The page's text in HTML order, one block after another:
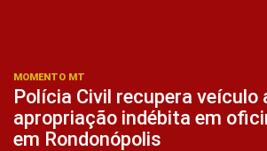
MOMENTO MT
Polícia Civil recupera veículo
apropriação indébita em
em Rondonópolis